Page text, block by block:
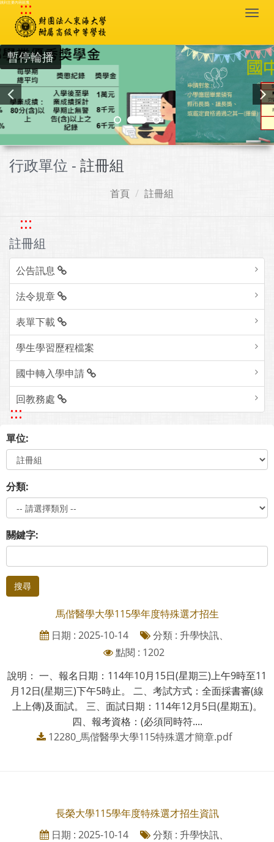
跳到主要內容區塊
:::
暫停輪播
行政單位 - 註冊組
首頁 註冊組
:::
註冊組
公告訊息
法令規章
表單下載
學生學習歷程檔案
國中轉入學申請
回教務處
:::
單位:
分類:
關鍵字:
搜尋
馬偕醫學大學115學年度特殊選才招生
日期 : 2025-10-14
分類 : 升學快訊、
點閱 : 1202
說明： 一、報名日期：114年10月15日(星期三)上午9時至11
月12日(星期三)下午5時止。 二、考試方式：全面採書審(線
上上傳)及面試。 三、面試日期：114年12月5日(星期五)。
四、報考資格：(必須同時符....
12280_馬偕醫學大學115特殊選才簡章.pdf
長榮大學115學年度特殊選才招生資訊
日期 : 2025-10-14
分類 : 升學快訊、